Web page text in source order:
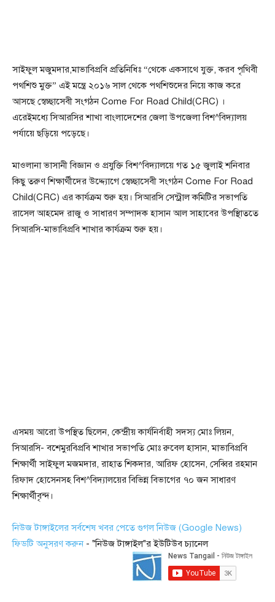
সাইফুল মজুমদার,মাভাবিপ্রবি প্রতিনিধিঃ “থেকে একসাথে যুক্ত, করব পৃথিবী
পথশিশু মুক্ত” এই মন্ত্রে ২০১৬ সাল থেকে পথশিশুদের নিয়ে কাজ করে
আসছে স্বেচ্ছাসেবী সংগঠন Come For Road Child(CRC) ।
এরেইমধ্যে সিআরসির শাখা বাংলাদেশের জেলা উপজেলা বিশ^বিদ্যালয়
পর্যায়ে ছড়িয়ে পড়েছে।
মাওলানা ভাসানী বিজ্ঞান ও প্রযুক্তি বিশ^বিদ্যালয়ে গত ১৫ জুলাই শনিবার
কিছু তরুণ শিক্ষার্থীদের উদ্দ্যোগে স্বেচ্ছাসেবী সংগঠন Come For Road
Child(CRC) এর কার্যক্রম শুরু হয়। সিআরসি সেন্ট্রাল কমিটির সভাপতি
রাসেল আহমেদ রাজু ও সাধারণ সম্পাদক হাসান আল সাহাবের উপস্থিাততে
সিআরসি-মাভাবিপ্রবি শাখার কার্যক্রম শুরু হয়।
এসময় আরো উপস্থিত ছিলেন, কেন্দ্রীয় কার্যনির্বাহী সদস্য মোঃ লিয়ন,
সিআরসি- বশেমুরবিপ্রবি শাখার সভাপতি মোঃ রুবেল হাসান, মাভাবিপ্রবি
শিক্ষার্থী সাইফুল মজমদার, রাহাত শিকদার, আরিফ হোসেন, সেব্বির রহমান
রিফাদ হোসেনসহ বিশ^বিদ্যালয়ের বিভিন্ন বিভাগের ৭০ জন সাধারণ
শিক্ষার্থীবৃন্দ।
নিউজ টাঙ্গাইলের সর্বশেষ খবর পেতে গুগল নিউজ (Google News)
ফিডটি অনুসরণ করুন - "নিউজ টাঙ্গাইল"র ইউটিউব চ্যানেল